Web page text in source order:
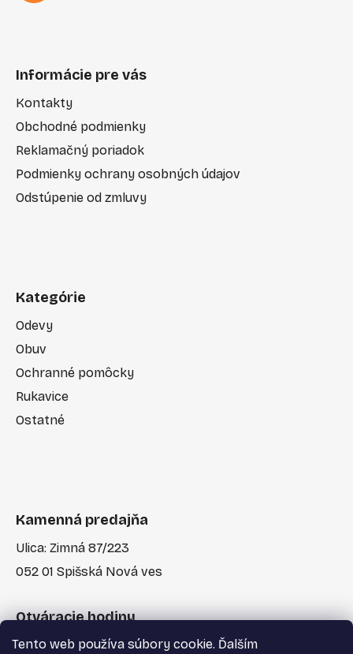
Tento web používa súbory cookie. Ďalším
Informácie pre vás
Kontakty
Obchodné podmienky
Reklamačný poriadok
Podmienky ochrany osobných údajov
Odstúpenie od zmluvy
Kategórie
Odevy
Obuv
Ochranné pomôcky
Rukavice
Ostatné
Kamenná predajňa
Ulica: Zimná 87/223
052 01 Spišská Nová ves
Otváracie hodiny
Po-Pia: 7:30 - 17:00